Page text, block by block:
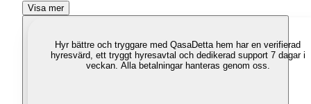
Visa mer
Hyr bättre och tryggare med QasaDetta hem har en verifierad
hyresvärd, ett tryggt hyresavtal och dedikerad support 7 dagar i
veckan. Alla betalningar hanteras genom oss.